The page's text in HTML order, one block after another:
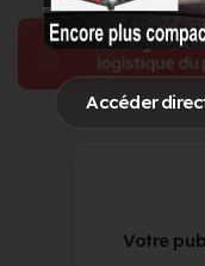
Accéder
Votre